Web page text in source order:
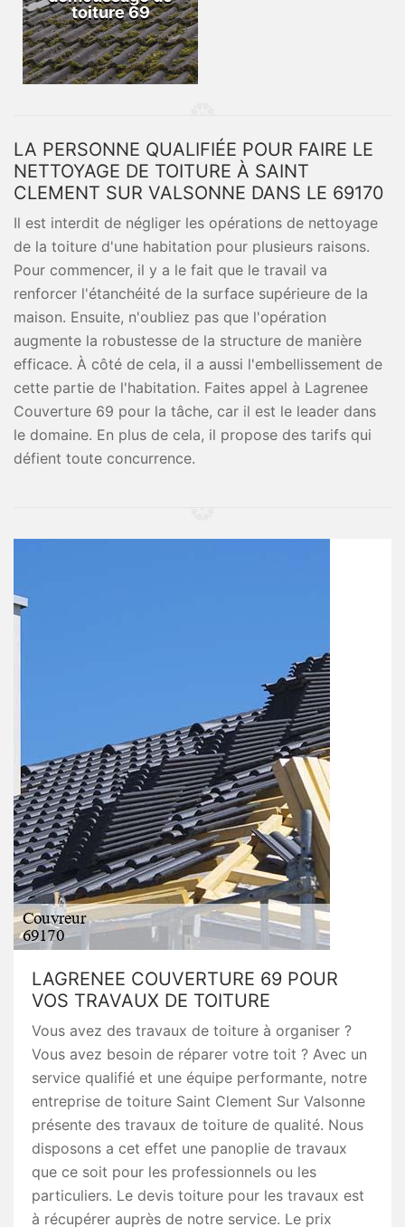
toiture 69
LA PERSONNE QUALIFIÉE POUR FAIRE LE
NETTOYAGE DE TOITURE À SAINT
CLEMENT SUR VALSONNE DANS LE 69170
Il est interdit de négliger les opérations de nettoyage
de la toiture d'une habitation pour plusieurs raisons.
Pour commencer, il y a le fait que le travail va
renforcer l'étanchéité de la surface supérieure de la
maison. Ensuite, n'oubliez pas que l'opération
augmente la robustesse de la structure de manière
efficace. À côté de cela, il a aussi l'embellissement de
cette partie de l'habitation. Faites appel à Lagrenee
Couverture 69 pour la tâche, car il est le leader dans
le domaine. En plus de cela, il propose des tarifs qui
défient toute concurrence.
LAGRENEE COUVERTURE 69 POUR
VOS TRAVAUX DE TOITURE
Vous avez des travaux de toiture à organiser ?
Vous avez besoin de réparer votre toit ? Avec un
service qualifié et une équipe performante, notre
entreprise de toiture Saint Clement Sur Valsonne
présente des travaux de toiture de qualité. Nous
disposons a cet effet une panoplie de travaux
que ce soit pour les professionnels ou les
particuliers. Le devis toiture pour les travaux est
à récupérer auprès de notre service. Le prix